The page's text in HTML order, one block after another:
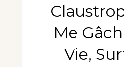
Me
Vie,